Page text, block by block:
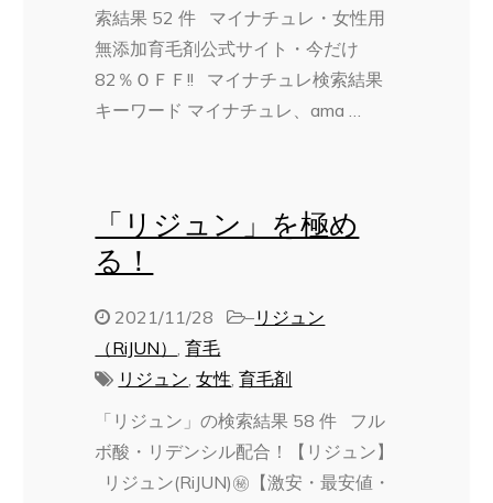
索結果 52 件 マイナチュレ・女性用
無添加育毛剤公式サイト・今だけ
82％ＯＦＦ!! マイナチュレ検索結果
キーワード マイナチュレ、ama …
「リジュン」を極め
る！
2021/11/28 –リジュン
（RiJUN）,育毛
リジュン,女性,育毛剤
「リジュン」の検索結果 58 件 フル
ボ酸・リデンシル配合！【リジュン】
リジュン(RiJUN)㊙【激安・最安値・